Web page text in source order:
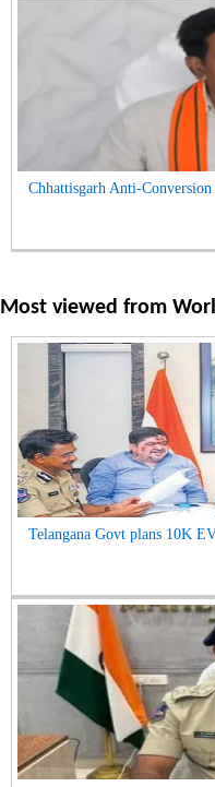
Chhattisgarh Anti-
Most viewed from
Telangana Govt plans 10K